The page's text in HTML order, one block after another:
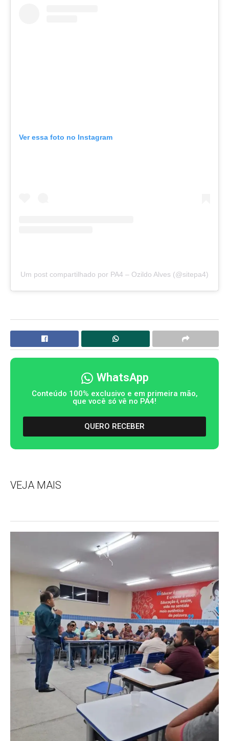
Ver essa foto no Instagram
Um post compartilhado por PA4 – Ozildo Alves (@sitepa4)
WhatsApp
Conteúdo 100% exclusivo e em primeira mão,
que você só vê no PA4!
QUERO RECEBER
VEJA MAIS